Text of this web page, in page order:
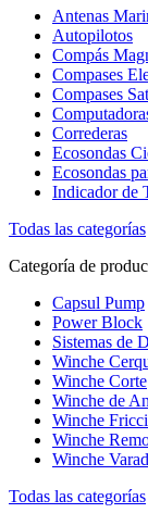
Antenas
Autopilotos
Compás
Compases
Compases
Correderas
Ecosondas
Ecosondas
Indicador de
Todas las categorías
Categoría de
Capsul Pump
Power Block
Sistemas de
Winche
Winche Corte
Winche de
Winche
Winche
Winche
Todas las categorías